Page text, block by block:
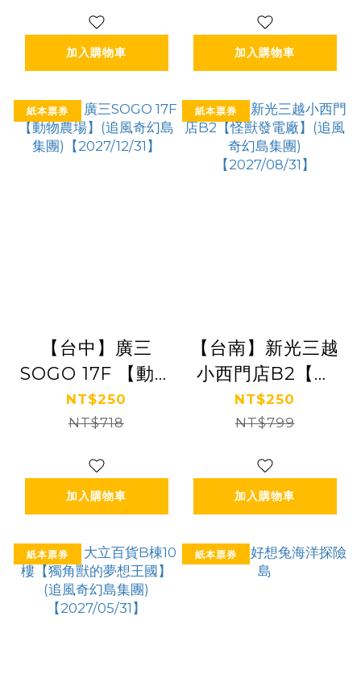
加入購物車 加入購物車
紙本票券
【台中】廣三
SOGO 17F 【動物
農場】(追風奇幻
島集團)
NT$250
NT$718
加入購物車
紙本票券
【台南】新光三越
小西門店B2【怪
獸發電廠】(追風
奇幻島集團)
NT$250
NT$799
加入購物車
紙本票券 紙本票券